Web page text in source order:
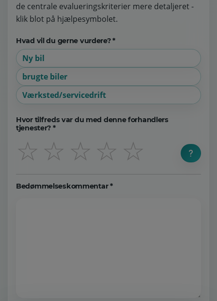
de centrale evalueringskriterier mere detaljeret -
klik blot på hjælpesymbolet.
Hvad vil du gerne vurdere? *
Ny bil
brugte biler
Værksted/servicedrift
Hvor tilfreds var du med denne forhandlers
tjenester? *
☆
☆
☆
☆
☆
Bedømmelseskommentar *